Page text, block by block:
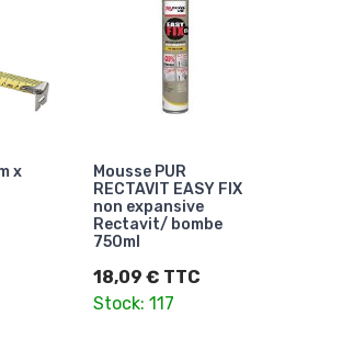
x
Mousse PUR
RECTAVIT EASY FIX
non expansive
Rectavit/ bombe
750ml
18,09 € TTC
Stock: 117